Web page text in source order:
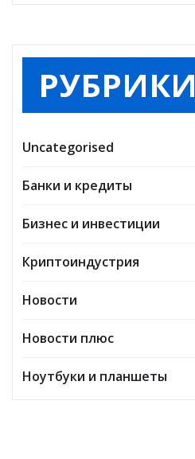
РУБРИКИ
Uncategorised
Банки и кредиты
Бизнес и инвестиции
Криптоиндустрия
Новости
Новости плюс
Ноутбуки и планшеты